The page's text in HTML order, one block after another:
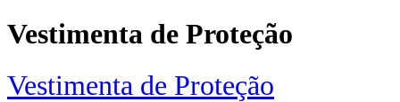
Vestimenta de Proteção
Vestimenta de Proteção